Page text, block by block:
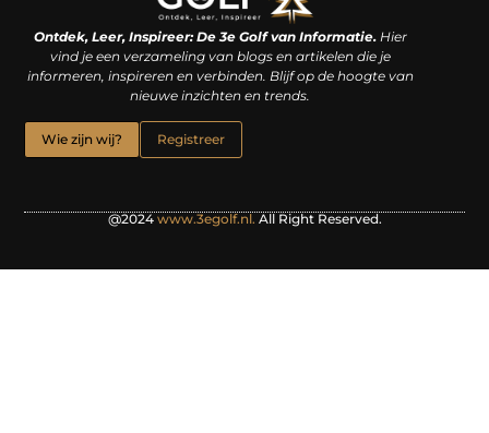
Ontdek, Leer, Inspireer: De 3e Golf van Informatie.Hier
vind je een verzameling van blogs en artikelen die je
informeren, inspireren en verbinden. Blijf op de hoogte van
nieuwe inzichten en trends.
Wie zijn wij? Registreer
@2024www.3egolf.nl.All Right Reserved.